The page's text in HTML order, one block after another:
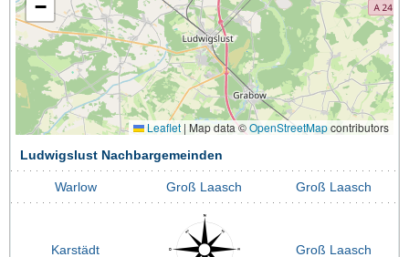
−
Leaflet | Map data ©OpenStreetMapcontributors
Ludwigslust Nachbargemeinden
Warlow Groß Laasch Groß Laasch
Karstädt Groß Laasch